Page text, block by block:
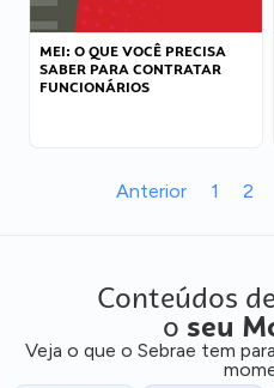
MEI: O QUE VOCÊ PRECISA
SABER PARA CONTRATAR
FUNCIONÁRIOS
Anterior 1 2
Conteúdos
o seu
Veja o que o Sebrae tem